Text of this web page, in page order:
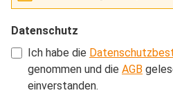
Datenschutz
Ich habe die
genommen und die AGB
einverstanden.